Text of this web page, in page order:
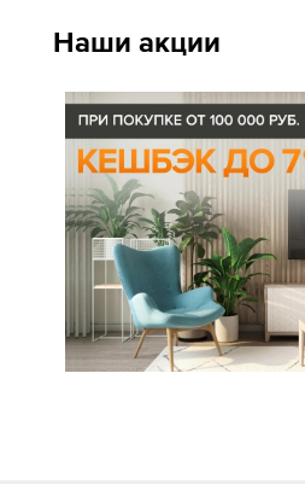
Наши акции